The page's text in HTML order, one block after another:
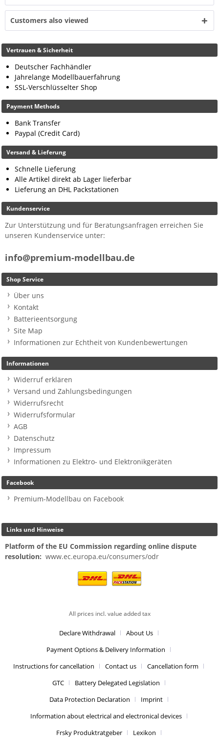
Customers also viewed
Vertrauen & Sicherheit
Deutscher Fachhändler
Jahrelange Modellbauerfahrung
SSL-Verschlüsselter Shop
Payment Methods
Bank Transfer
Paypal (Credit Card)
Versand & Lieferung
Schnelle Lieferung
Alle Artikel direkt ab Lager lieferbar
Lieferung an DHL Packstationen
Kundenservice
Zur Unterstützung und für Beratungsanfragen erreichen Sie
unseren Kundenservice unter:
info@premium-modellbau.de
Shop Service
Über uns
Kontakt
Batterieentsorgung
Site Map
Informationen zur Echtheit von Kundenbewertungen
Informationen
Widerruf erklären
Versand und Zahlungsbedingungen
Widerrufsrecht
Widerrufsformular
AGB
Datenschutz
Impressum
Informationen zu Elektro- und Elektronikgeräten
Facebook
Premium-Modellbau on Facebook
Links und Hinweise
Platform of the EU Commission regarding online dispute
resolution: www.ec.europa.eu/consumers/odr
All prices incl. value added tax
Declare Withdrawal
About Us
Payment Options & Delivery Information
Instructions for cancellation
Contact us
Cancellation form
GTC
Battery Delegated Legislation
Data Protection Declaration
Imprint
Information about electrical and electronical devices
Frsky Produktratgeber
Lexikon